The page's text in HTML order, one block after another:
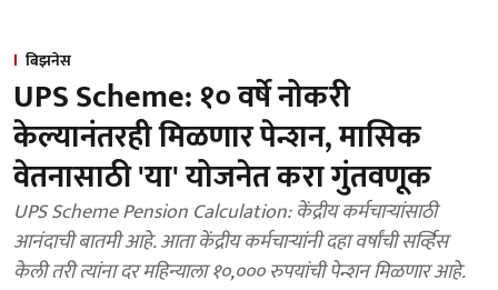
बिझनेस
UPS Scheme: १० वर्षे नोकरी
केल्यानंतरही मिळणार पेन्शन, मासिक
वेतनासाठी 'या' योजनेत करा गुंतवणूक
UPS Scheme Pension Calculation: केंद्रीय कर्मचाऱ्यांसाठी
आनंदाची बातमी आहे. आता केंद्रीय कर्मचाऱ्यांनी दहा वर्षांची सर्व्हिस
केली तरी त्यांना दर महिन्याला १०,००० रुपयांची पेन्शन मिळणार आहे.